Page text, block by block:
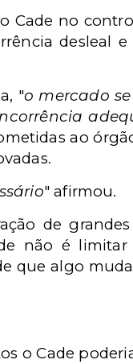
Cade no
desleal
"o mercado
ao
" afirmou.
de
não é limitar
que algo
o Cade